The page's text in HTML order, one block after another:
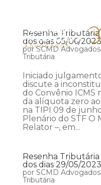
Resenha Tributária
dos dias 05/06/
porSCMD Advogados
Tributária
Iniciado
discute a
do Convênio ICMS
da alíquota zero
na TIPI 09 de
Plenário do STF O
Relator –, em...
Resenha Tributária
dos dias 29/05/
por SCMD Advogados
Tributária